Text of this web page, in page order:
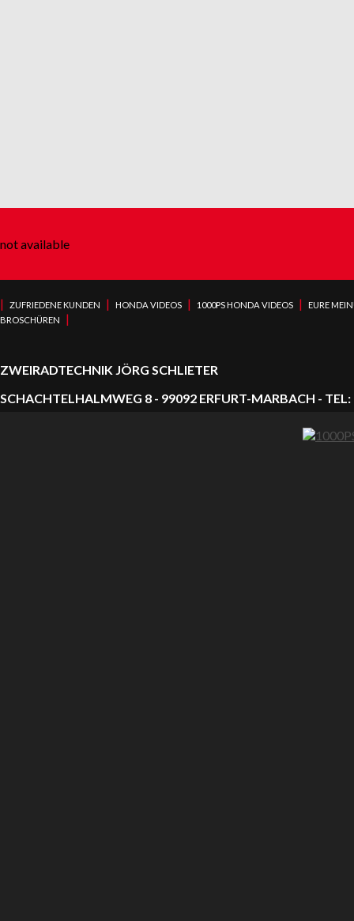
not available
| ZUFRIEDENE KUNDEN | HONDA VIDEOS | 1000PS HONDA VIDEOS |
EURE
BROSCHÜREN
|
ZWEIRADTECHNIK JÖRG SCHLIETER
SCHACHTELHALMWEG 8 - 99092 ERFURT-MARBACH -